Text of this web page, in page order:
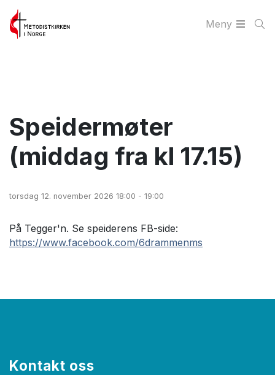
Meny
Speidermøter
(middag fra kl 17.15)
torsdag 12. november 2026 18:00 - 19:00
På Tegger'n. Se speiderens FB-side:
https://www.facebook.com/6drammenms
Kontakt oss